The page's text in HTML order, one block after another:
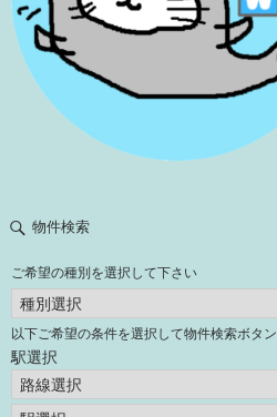
物件検索
ご希望の種別を選択して下さい
以下ご希望の条件を選択して物件検索ボタ
駅選択